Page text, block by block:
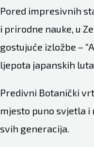
Pored impresivnih
i prirodne nauke, u
gostujuće izložbe –
ljepota japanskih
Predivni Botanički
mjesto puno svjetla
svih generacija.